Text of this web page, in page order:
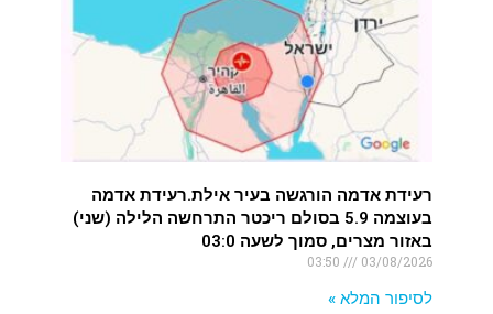
רעידת אדמה הורגשה בעיר אילת.רעידת אדמה
בעוצמה 5.9 בסולם ריכטר התרחשה הלילה (שני)
באזור מצרים, סמוך לשעה 03:0
03/08/2026
לסיפור המלא »